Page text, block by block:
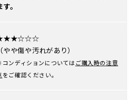
す。
（やや傷や汚れがあり）
ンディションについてはご購入時の注意
をご確認ください。